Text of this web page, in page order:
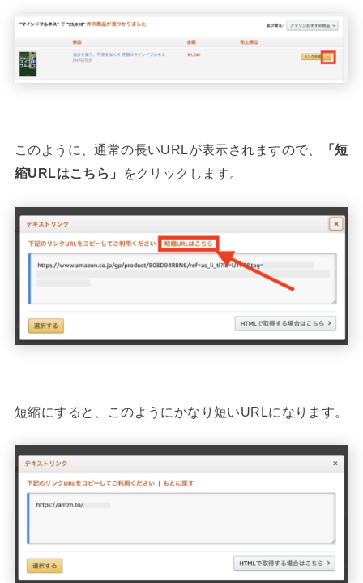
このように、通常の長いURLが表示されますので、
「短
縮URLはこちら」
をクリックします。
短縮にすると、このようにかなり短いURLになります。